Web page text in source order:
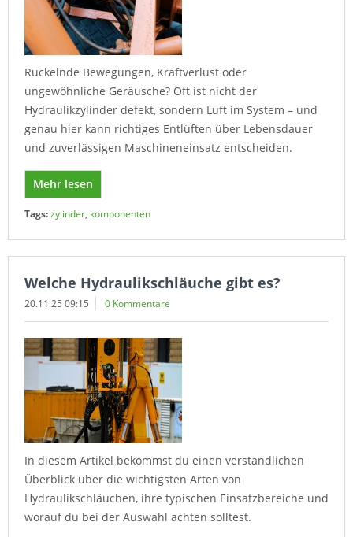
Ruckelnde Bewegungen, Kraftverlust oder
ungewöhnliche Geräusche? Oft ist nicht der
Hydraulikzylinder defekt, sondern Luft im System – und
genau hier kann richtiges Entlüften über Lebensdauer
und zuverlässigen Maschineneinsatz entscheiden.
Mehr lesen
Tags:zylinder, komponenten
Welche Hydraulikschläuche gibt es?
20.11.25 09:15 0 Kommentare
In diesem Artikel bekommst du einen verständlichen
Überblick über die wichtigsten Arten von
Hydraulikschläuchen, ihre typischen Einsatzbereiche und
worauf du bei der Auswahl achten solltest.